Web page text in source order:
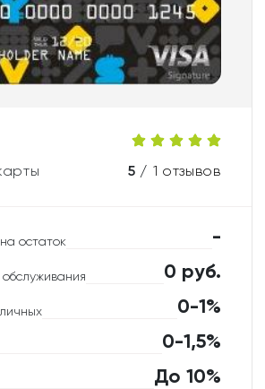
5 / 1 отзывов
остаток -
0 руб.
0-1%
0-1,5%
До 10%